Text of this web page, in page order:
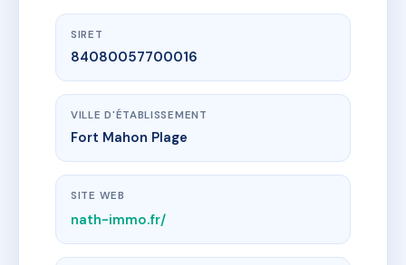
SIRET
84080057700016
VILLE D'ÉTABLISSEMENT
Fort Mahon Plage
SITE WEB
nath-immo.fr/